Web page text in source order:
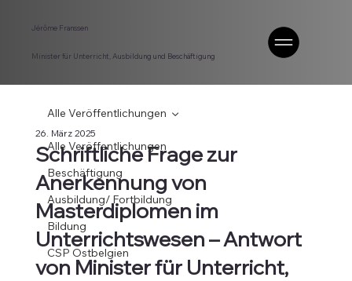
Minister für Unterricht, Ausbildung und Beschäftigung
Jérôme Franssen
Alle Veröffentlichungen
Beschäftigung
Ausbildung/ Fortbildung
Bildung
CSP Ostbelgien
Alle Veröffentlichungen
Schriftliche Frage zur
Anerkennung von
Masterdiplomen im
Unterrichtswesen – Antwort
von Minister für Unterricht,
26. März 2025